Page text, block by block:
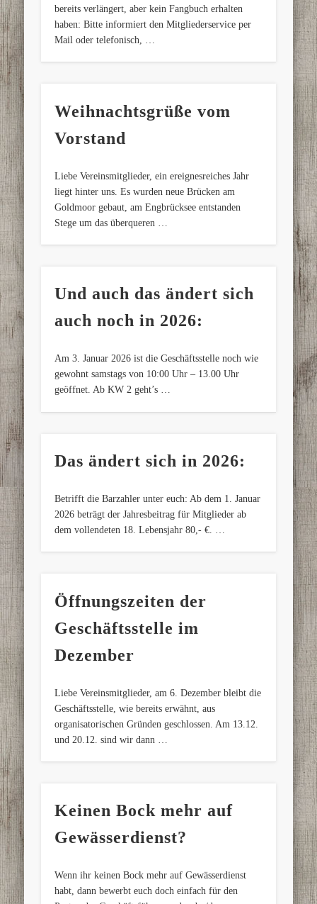
bereits verlängert, aber kein Fangbuch erhalten
haben: Bitte informiert den Mitgliederservice per
Mail oder telefonisch, …
Weihnachtsgrüße vom
Vorstand
Liebe Vereinsmitglieder, ein ereignesreiches Jahr
liegt hinter uns. Es wurden neue Brücken am
Goldmoor gebaut, am Engbrücksee entstanden
Stege um das überqueren …
Und auch das ändert sich
auch noch in 2026:
Am 3. Januar 2026 ist die Geschäftsstelle noch wie
gewohnt samstags von 10:00 Uhr – 13.00 Uhr
geöffnet. Ab KW 2 geht’s …
Das ändert sich in 2026:
Betrifft die Barzahler unter euch: Ab dem 1. Januar
2026 beträgt der Jahresbeitrag für Mitglieder ab
dem vollendeten 18. Lebensjahr 80,- €. …
Öffnungszeiten der
Geschäftsstelle im
Dezember
Liebe Vereinsmitglieder, am 6. Dezember bleibt die
Geschäftsstelle, wie bereits erwähnt, aus
organisatorischen Gründen geschlossen. Am 13.12.
und 20.12. sind wir dann …
Keinen Bock mehr auf
Gewässerdienst?
Wenn ihr keinen Bock mehr auf Gewässerdienst
habt, dann bewerbt euch doch einfach für den